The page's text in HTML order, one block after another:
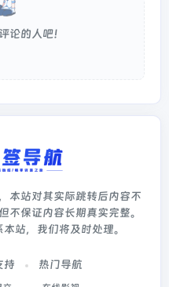
论的人吧！
本站对其实际跳转后内容不
不保证内容长期真实完整。
站，我们将及时处理。
持 热门导航